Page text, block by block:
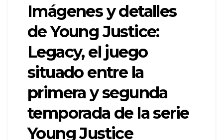
Imágenes y detalles
de Young Justice:
Legacy, el juego
situado entre la
primera y segunda
temporada de la serie
Young Justice